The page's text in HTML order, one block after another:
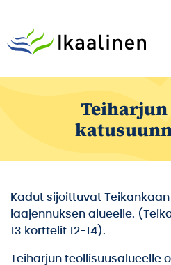
Teiharjun
Kadut sijoittuvat
laajennuksen alueelle.
13 korttelit 12-14).
Teiharjun teollisuusalueelle